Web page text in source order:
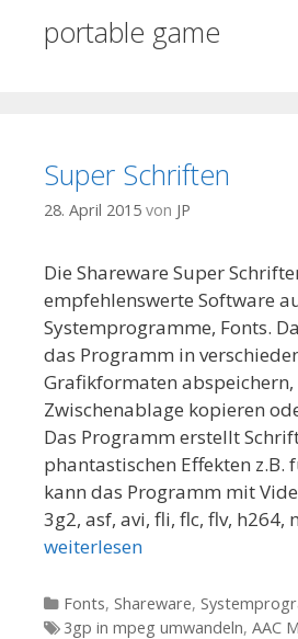
portable game
Super Schriften
28. April 2015 von JP
Die Shareware Super
empfehlenswerte Software
Systemprogramme, Fonts.
das Programm in
Grafikformaten abspeichern,
Zwischenablage kopieren
Das Programm erstellt
phantastischen Effekten z.B.
kann das Programm mit
3g2, asf, avi, fli, flc, flv, h264,
weiterlesen
Kategorien
Fonts, Shareware,
Tags
3gp in mpeg umwandeln, AAC